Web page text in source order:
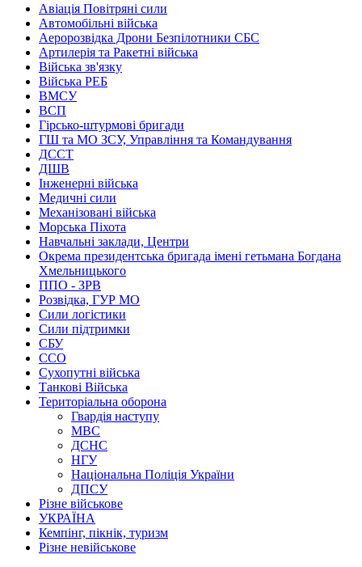
Авіація Повітряні сили
Автомобільні війська
Аеророзвідка Дрони Безпілотники СБС
Артилерія та Ракетні війська
Війська зв'язку
Війська РЕБ
ВМСУ
ВСП
Гірсько-штурмові бригади
ГШ та МО ЗСУ, Управління та Командування
ДССТ
ДШВ
Інженерні війська
Медичні сили
Механізовані війська
Морська Піхота
Навчальні заклади, Центри
Окрема президентська бригада імені гетьмана Богдана
Хмельницького
ППО - ЗРВ
Розвідка, ГУР МО
Сили логістики
Сили підтримки
СБУ
ССО
Сухопутні війська
Танкові Війська
Територіальна оборона
Гвардія наступу
МВС
ДСНС
НГУ
Національна Поліція України
ДПСУ
Різне військове
УКРАЇНА
Кемпінг, пікнік, туризм
Різне невійськове